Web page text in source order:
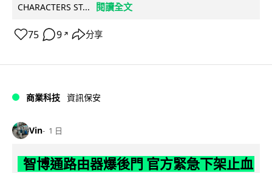
CHARACTERS ST...
閱讀全文
75 9 ↗ 分享
商業科技 資訊保安
Vin 1 日
智博通路由器爆後門 官方緊急下架止血